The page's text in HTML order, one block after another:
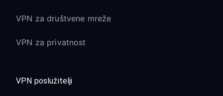
VPN za društvene mreže
VPN za privatnost
VPN poslužitelji